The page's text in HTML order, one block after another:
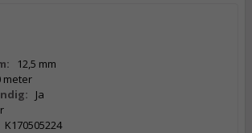
12,5 mm
meter
Ja
K170505224